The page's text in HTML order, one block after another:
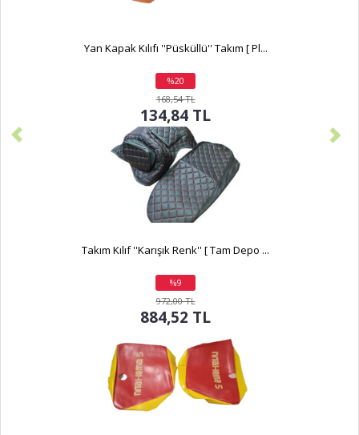
Yan Kapak Kılıfı ''Püsküllü'' Takım [ Pl...
%20
indirim
168,54 TL
134,84 TL
Takım Kılıf ''Karışık Renk'' [ Tam Depo ...
%9
indirim
972,00 TL
884,52 TL